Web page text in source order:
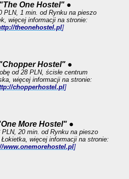
One Hostel" ●
PLN, 1 min. od Rynku na pieszo
więcej informacji na stronie:
theonehostel.pl]
Hostel" ●
od 28 PLN, ścisłe centrum
więcej informacji na stronie:
chopperhostel.pl]
More Hostel" ●
20 min. od Rynku na pieszo
Łokietka, więcej informacji na stronie:
www.onemorehostel.pl]